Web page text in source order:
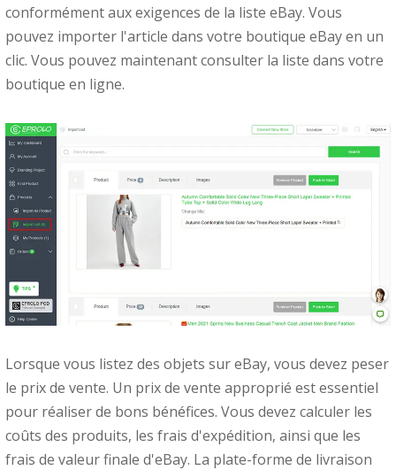
conformément aux exigences de la liste eBay. Vous
pouvez importer l'article dans votre boutique eBayen un
clic. Vous pouvez maintenant consulter la liste dans votre
boutique en ligne.
Lorsque vous listez des objets sur eBay, vous devez peser
le prix de vente. Un prix de vente approprié est essentiel
pour réaliser de bons bénéfices. Vous devez calculer les
coûts des produits, les frais d'expédition, ainsi que les
frais de valeur finale d'eBay. La plate-forme de livraison